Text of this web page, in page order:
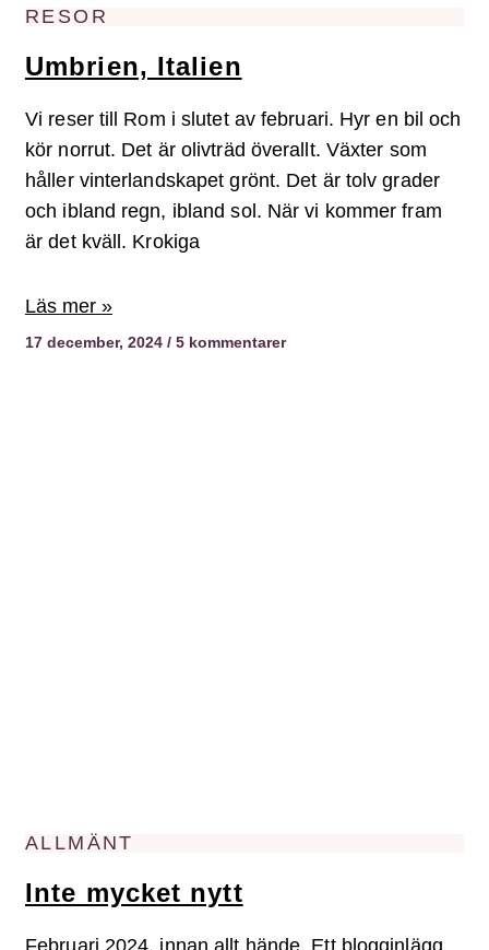
RESOR
Umbrien, Italien
Vi reser till Rom i slutet av februari. Hyr en bil och
kör norrut. Det är olivträd överallt. Växter som
håller vinterlandskapet grönt. Det är tolv grader
och ibland regn, ibland sol. När vi kommer fram
är det kväll. Krokiga
Läs mer »
17 december, 2024 5 kommentarer
ALLMÄNT
Inte mycket nytt
Februari 2024, innan allt hände. Ett blogginlägg